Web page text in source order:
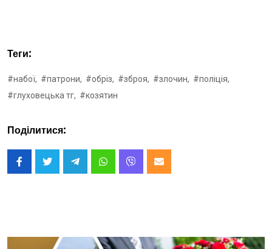
Теги:
#набої, #патрони, #обріз, #зброя, #злочин, #поліція,
#глуховецька тг, #козятин
Поділитися: